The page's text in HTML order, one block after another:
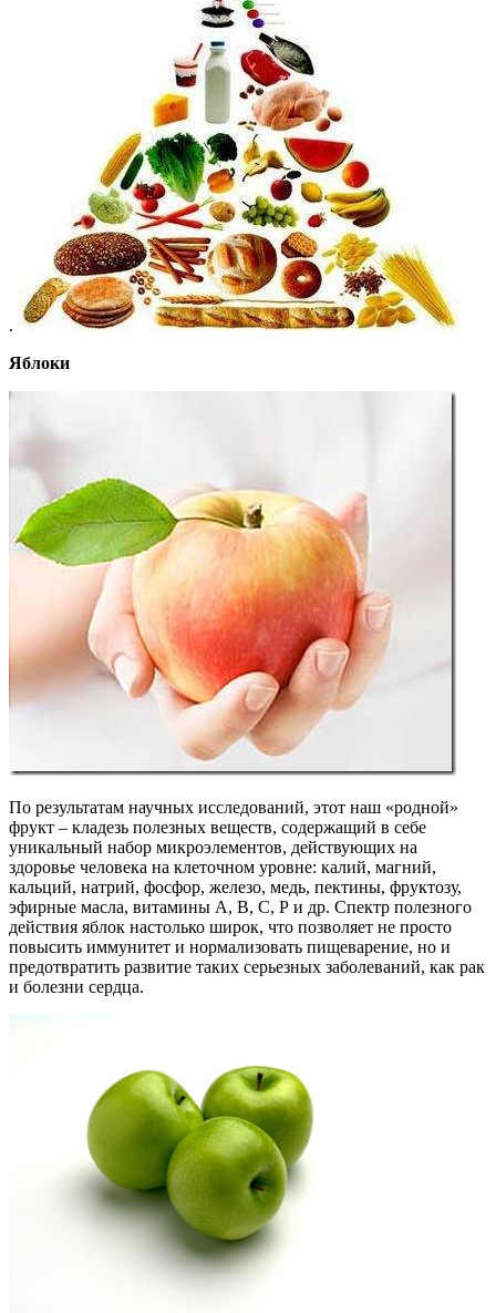
.
Яблоки
По результатам научных исследований, этот наш «родной»
фрукт – кладезь полезных веществ, содержащий в себе
уникальный набор микроэлементов, действующих на
здоровье человека на клеточном уровне: калий, магний,
кальций, натрий, фосфор, железо, медь, пектины, фруктозу,
эфирные масла, витамины А, В, С, Р и др. Спектр полезного
действия яблок настолько широк, что позволяет не просто
повысить иммунитет и нормализовать пищеварение, но и
предотвратить развитие таких серьезных заболеваний, как рак
и болезни сердца.